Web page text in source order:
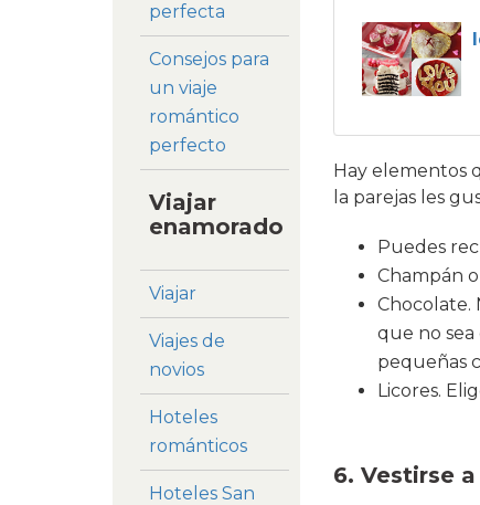
Hay elementos
la parejas les
Puedes
Champán
Chocolate.
que no
pequeñas
Licores.
6. Vestirse
perfecta
Consejos para
un viaje
romántico
perfecto
Viajar
enamorado
Viajar
Viajes de
novios
Hoteles
románticos
Hoteles San